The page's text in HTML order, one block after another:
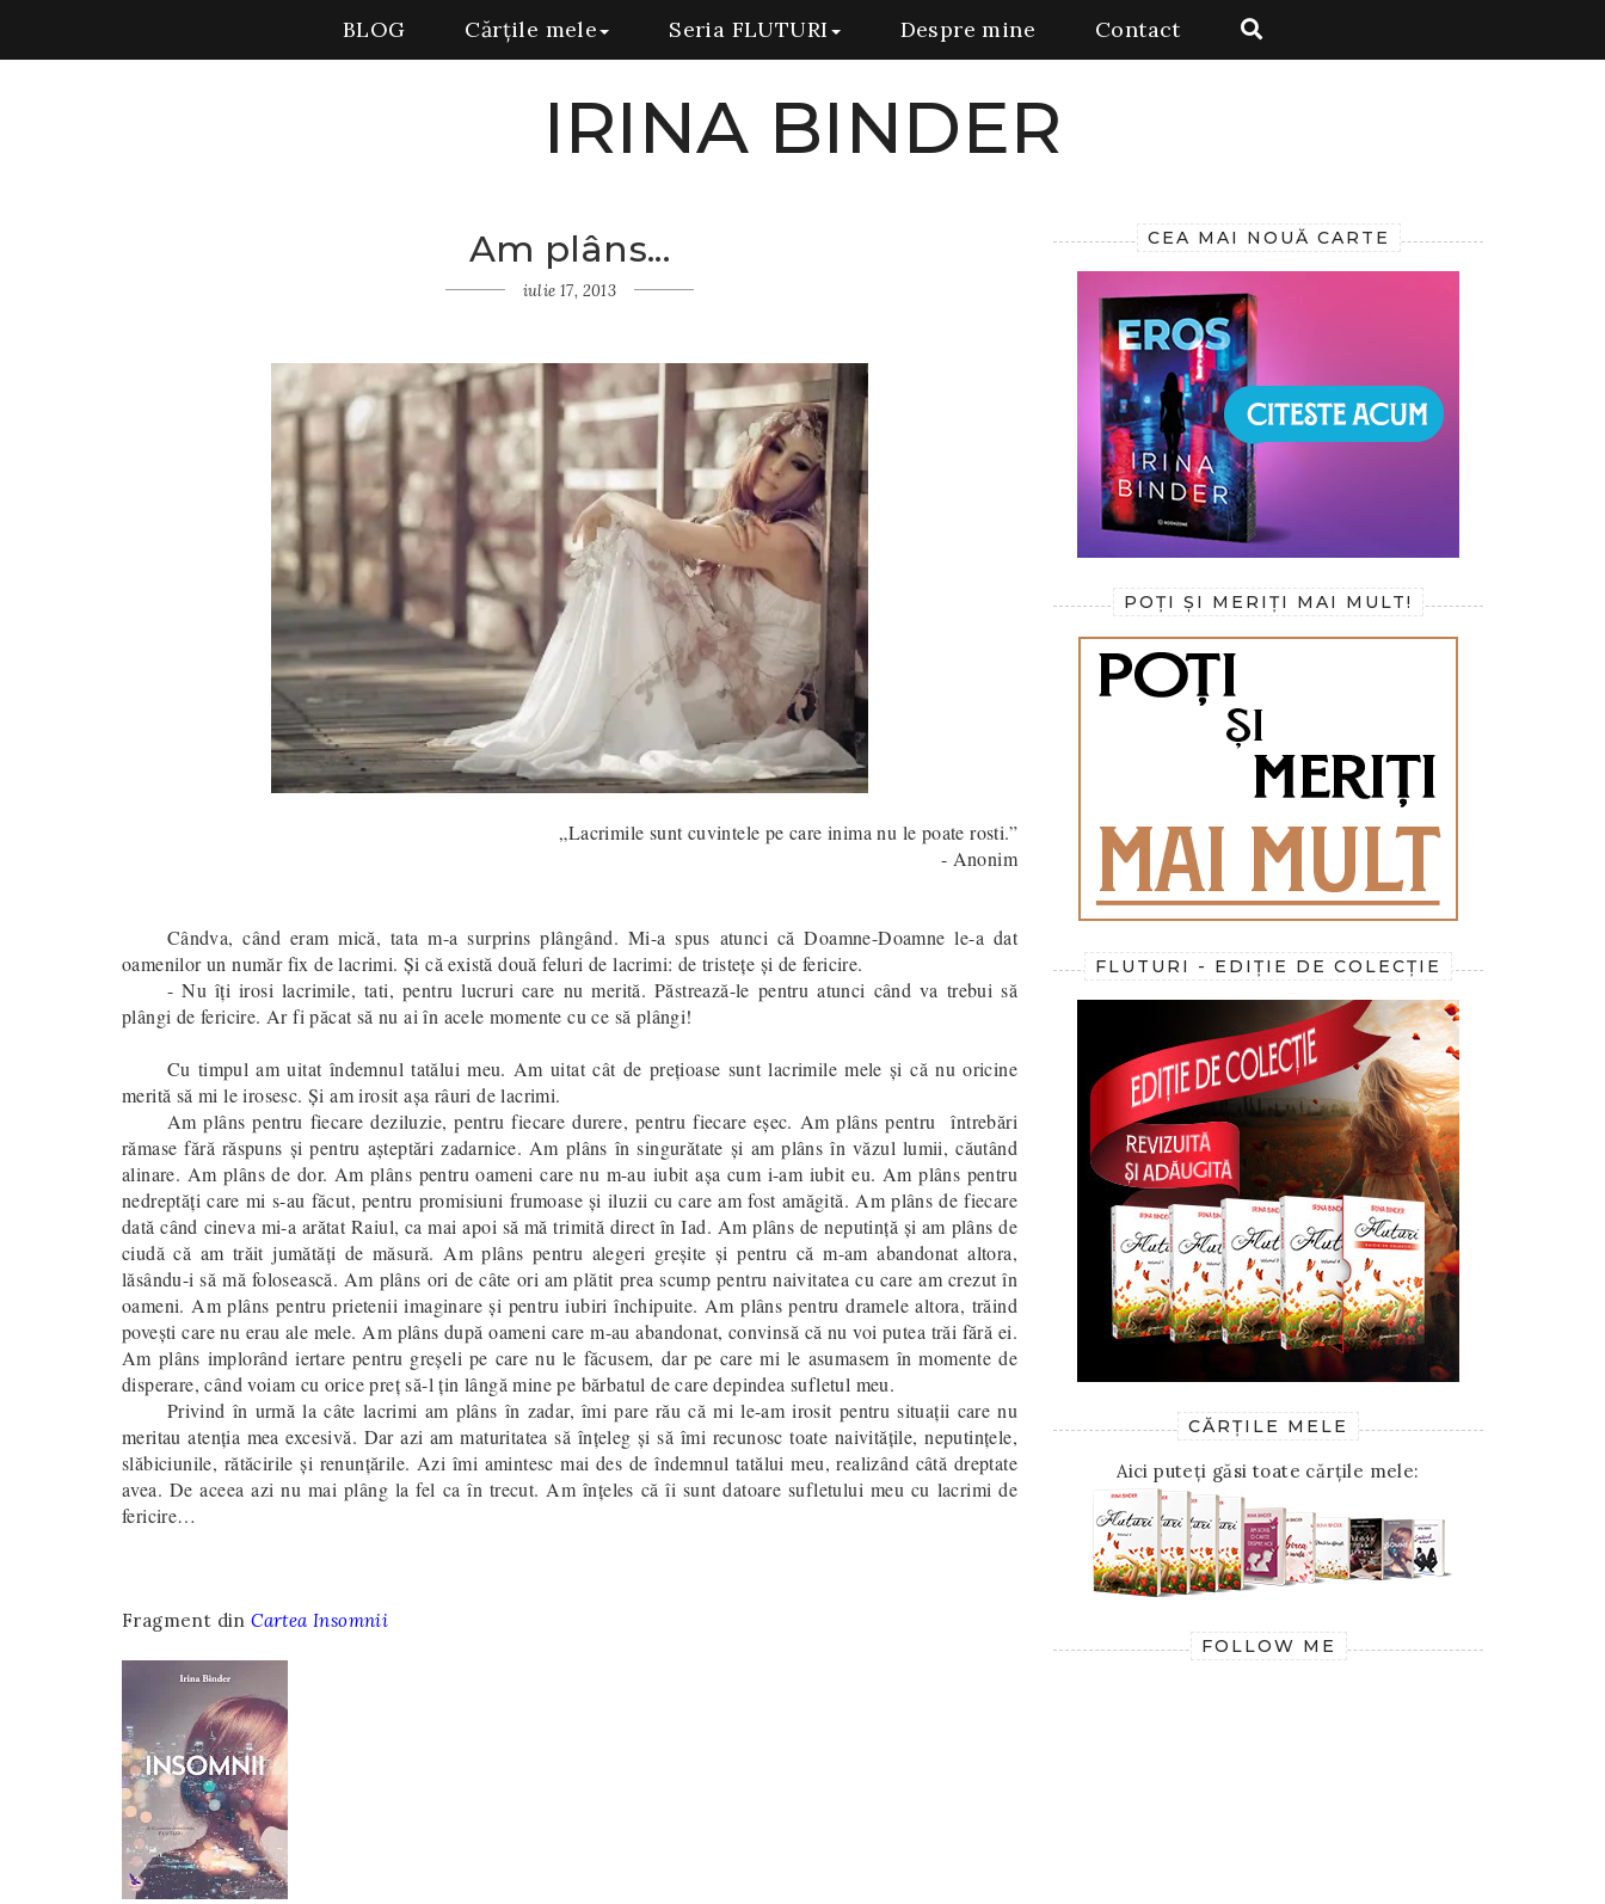
BLOG Cărțile mele Seria FLUTURI Despre mine Contact
IRINA BINDER
Am plâns...
iulie 17, 2013
„Lacrimile sunt cuvintele pe care inima nu le poate rosti.”
- Anonim
Cândva, când eram mică, tata m-a surprins plângând. Mi-a spus atunci că Doamne-Doamne le-a dat
oamenilor un număr fix de lacrimi. Și că există două feluri de lacrimi: de tristețe şi de fericire.
- Nu îți irosi lacrimile, tati, pentru lucruri care nu merită. Păstrează-le pentru atunci când va trebui să
plângi de fericire. Ar fi păcat să nu ai în acele momente cu ce să plângi!
Cu timpul am uitat îndemnul tatălui meu. Am uitat cât de preţioase sunt lacrimile mele şi că nu oricine
merită să mi le irosesc. Şi am irosit aşa râuri de lacrimi.
Am plâns pentru fiecare deziluzie, pentru fiecare durere, pentru fiecare eşec. Am plâns pentru întrebări
rămase fără răspuns şi pentru aşteptări zadarnice. Am plâns în singurătate şi am plâns în văzul lumii, căutând
alinare. Am plâns de dor. Am plâns pentru oameni care nu m-au iubit aşa cum i-am iubit eu. Am plâns pentru
nedreptăţi care mi s-au făcut, pentru promisiuni frumoase şi iluzii cu care am fost amăgită. Am plâns de fiecare
dată când cineva mi-a arătat Raiul, ca mai apoi să mă trimită direct în Iad. Am plâns de neputinţă şi am plâns de
ciudă că am trăit jumătăţi de măsură. Am plâns pentru alegeri greşite şi pentru că m-am abandonat altora,
lăsându-i să mă folosească. Am plâns ori de câte ori am plătit prea scump pentru naivitatea cu care am crezut în
oameni. Am plâns pentru prietenii imaginare şi pentru iubiri închipuite. Am plâns pentru dramele altora, trăind
poveşti care nu erau ale mele. Am plâns după oameni care m-au abandonat, convinsă că nu voi putea trăi fără ei.
Am plâns implorând iertare pentru greşeli pe care nu le făcusem, dar pe care mi le asumasem în momente de
disperare, când voiam cu orice preţ să-l ţin lângă mine pe bărbatul de care depindea sufletul meu.
Privind în urmă la câte lacrimi am plâns în zadar, îmi pare rău că mi le-am irosit pentru situaţii care nu
meritau atenţia mea excesivă. Dar azi am maturitatea să înţeleg şi să îmi recunosc toate naivităţile, neputinţele,
slăbiciunile, rătăcirile şi renunţările. Azi îmi amintesc mai des de îndemnul tatălui meu, realizând câtă dreptate
avea. De aceea azi nu mai plâng la fel ca în trecut. Am înţeles că îi sunt datoare sufletului meu cu lacrimi de
fericire…
Fragment dinCartea Insomnii
CEA MAI NOUĂ CARTE
POȚI ȘI MERIȚI MAI MULT!
FLUTURI - EDIȚIE DE COLECȚIE
CĂRȚILE MELE
Aici puteți găsi toate cărțile mele:
FOLLOW ME